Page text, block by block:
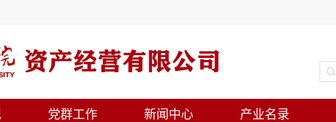
党群工作 新闻中心 产业名录